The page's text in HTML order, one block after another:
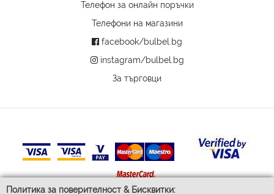
Политика за поверителност & Бисквитки:
Телефон за онлайн поръчки
Телефони на магазини
facebook/bulbel.bg
instagram/bulbel.bg
За търговци